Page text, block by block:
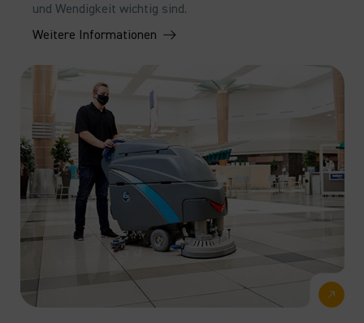
und Wendigkeit wichtig sind.
Weitere Informationen